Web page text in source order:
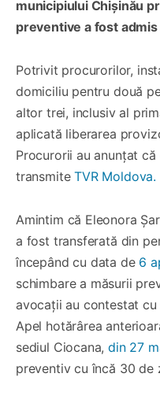
municipiului Chișinău
preventive a fost
Potrivit procurorilor,
domiciliu pentru două
altor trei, inclusiv al
aplicată liberarea
Procurorii au anunțat
transmiteTVR Moldova.
Amintim că Eleonora
a fost transferată din
începând cu data de 6
schimbare a măsurii
avocații au contestat
Apel hotărârea
sediul Ciocana,din 27
preventiv cu încă 30 de